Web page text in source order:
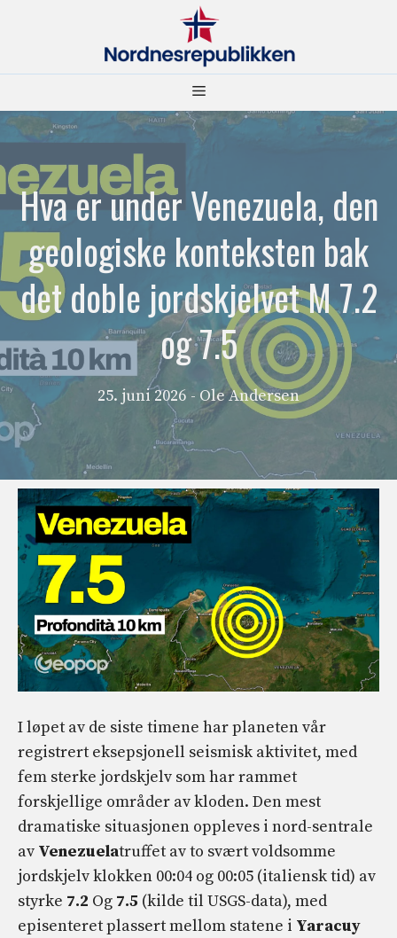
Meny
Hva er under Venezuela, den
geologiske konteksten bak
det doble jordskjelvet M 7.2
og 7.5
25. juni 2026 - Ole Andersen
I løpet av de siste timene har planeten vår
registrert eksepsjonell seismisk aktivitet, med
fem sterke jordskjelv som har rammet
forskjellige områder av kloden. Den mest
dramatiske situasjonen oppleves i nord-sentrale
av Venezuelatruffet av to svært voldsomme
jordskjelv klokken 00:04 og 00:05 (italiensk tid) av
styrke 7.2 Og 7.5 (kilde til USGS-data), med
episenteret plassert mellom statene i Yaracuy